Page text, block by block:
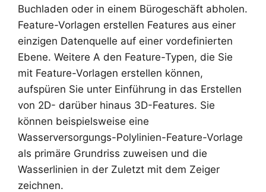
Buchladen oder in einem Bürogeschäft abholen.
Feature-Vorlagen erstellen Features aus einer
einzigen Datenquelle auf einer vordefinierten
Ebene. Weitere A den Feature-Typen, die Sie
mit Feature-Vorlagen erstellen können,
aufspüren Sie unter Einführung in das Erstellen
von 2D- darüber hinaus 3D-Features. Sie
können beispielsweise eine
Wasserversorgungs-Polylinien-Feature-Vorlage
als primäre Grundriss zuweisen und die
Wasserlinien in der Zuletzt mit dem Zeiger
zeichnen.